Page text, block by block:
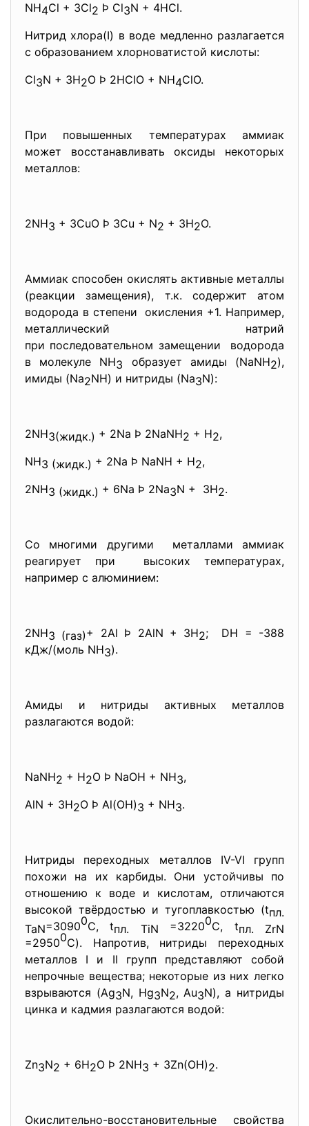
NH4Cl + 3Cl2 Þ Cl3N + 4HCl.
Нитрид хлора(I) в воде медленно разлагается
с образованием хлорноватистой кислоты:
Cl3N + 3H2O Þ 2HClO + NH4ClO.
При повышенных температурах аммиак
может восстанавливать оксиды некоторых
металлов:
2NH3 + 3CuO Þ 3Cu + N2 + 3H2O.
Аммиак способен окислять активные металлы
(реакции замещения), т.к. содержит атом
водорода в степени окисления +1. Например,
металлический натрий
при последовательном замещении водорода
в молекуле NH3 образует амиды (NaNH2),
имиды (Na2NH) и нитриды (Na3N):
2NH3(жидк.) + 2Na Þ 2NaNH2 + H2,
NH3 (жидк.) + 2Na Þ NaNH + H2,
2NH3 (жидк.) + 6Na Þ 2Na3N + 3H2.
Со многими другими металлами аммиак
реагирует при высоких температурах,
например с алюминием:
2NH3 (газ)+ 2Al Þ 2AlN + 3H2; DН = -388
кДж/(моль NH3).
Амиды и нитриды активных металлов
разлагаются водой:
NaNH2 + H2O Þ NaOH + NH3,
AlN + 3H2O Þ Al(OH)3 + NH3.
Нитриды переходных металлов IV-VI групп
похожи на их карбиды. Они устойчивы по
отношению к воде и кислотам, отличаются
высокой твёрдостью и тугоплавкостью (tпл.
TaN=30900C, tпл. TiN =32200C, tпл. ZrN
=29500C). Напротив, нитриды переходных
металлов I и II групп представляют собой
непрочные вещества; некоторые из них легко
взрываются (Ag3N, Hg3N2, Au3N), а нитриды
цинка и кадмия разлагаются водой:
Zn3N2 + 6H2O Þ 2NH3 + 3Zn(OH)2.
Окислительно-восстановительные свойства